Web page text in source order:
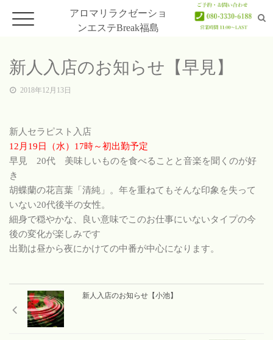
アロマリラクゼーショ
ンエステBreak福島
ホーム
メニュー
Menu
セラピスト
Therapist
アクセス
Access
Contact
新人入店のお知らせ【早見】
2018年12月13日
新人セラピスト入店
12月19日（水）17時～初出勤予定
早見 20代 美味しいものを食べることと音楽を聞くのが好
き
胡蝶蘭の花言葉「清純」。年を重ねてもそんな印象を失って
いない20代後半の女性。
細身で穏やかな、良い意味でこのお仕事にいないタイプの今
後の変化が楽しみです
出勤は昼から夜にかけての中番が中心になります。
新人入店のお知らせ【小池】